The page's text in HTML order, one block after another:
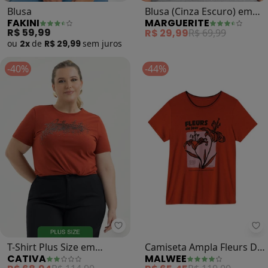
Blusa
FAKINI
R$ 59,99
ou 2x de R$ 29,99 sem juros
Blusa (Cinza Escuro) em
Malha
MARGUERITE
R$ 29,99R$ 69,99
-40%
Cativa - T-Shirt Plus
T-Shirt Plus Size em
Algodão (Vermelho
CATIVA
-44%
Camiseta Ampla Fleurs Du
Jour Plus (Terracota)
MALWEE